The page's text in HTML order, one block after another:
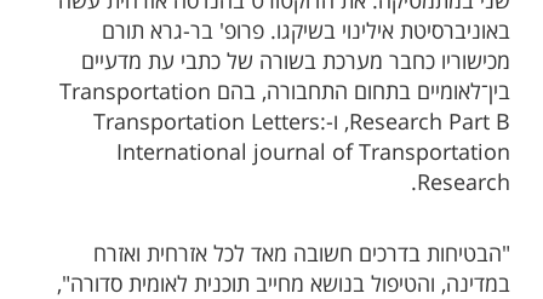
באוניברסיטת אילינוי בשיקגו. פרופ' בר-גרא תורם
מכישוריו כחבר מערכת בשורה של כתבי עת מדעיים
בין־לאומיים בתחום התחבורה, בהם Transportation
Research Part B, ו-Transportation Letters:
International journal of Transportation
Research.
"הבטיחות בדרכים חשובה מאד לכל אזרחית ואזרח
במדינה, והטיפול בנושא מחייב תוכנית לאומית סדורה",